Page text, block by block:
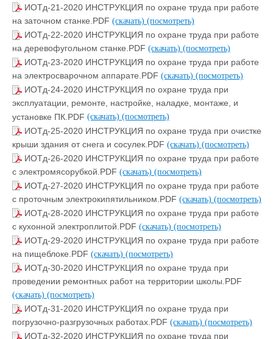
ИОТд-21-2020 ИНСТРУКЦИЯ по охране труда при работе
на заточном станке.PDF (скачать) (посмотреть)
ИОТд-22-2020 ИНСТРУКЦИЯ по охране труда при работе
на деревофугольном станке.PDF (скачать) (посмотреть)
ИОТд-23-2020 ИНСТРУКЦИЯ по охране труда при работе
на электросварочном аппарате.PDF (скачать) (посмотреть)
ИОТд-24-2020 ИНСТРУКЦИЯ по охране труда при
эксплуатации, ремонте, настройке, наладке, монтаже, и
установке ПК.PDF (скачать) (посмотреть)
ИОТд-25-2020 ИНСТРУКЦИЯ по охране труда при очистке
крыши здания от снега и сосулек.PDF (скачать) (посмотреть)
ИОТд-26-2020 ИНСТРУКЦИЯ по охране труда при работе
с электромясорубкой.PDF (скачать) (посмотреть)
ИОТд-27-2020 ИНСТРУКЦИЯ по охране труда при работе
с проточным электрокипятильником.PDF (скачать) (посмотреть)
ИОТд-28-2020 ИНСТРУКЦИЯ по охране труда при работе
с кухонной электроплитой.PDF (скачать) (посмотреть)
ИОТд-29-2020 ИНСТРУКЦИЯ по охране труда при работе
на пищеблоке.PDF (скачать) (посмотреть)
ИОТд-30-2020 ИНСТРУКЦИЯ по охране труда при
проведении ремонтных работ на территории школы.PDF
(скачать) (посмотреть)
ИОТд-31-2020 ИНСТРУКЦИЯ по охране труда при
погрузочно-разгрузочных работах.PDF (скачать) (посмотреть)
ИОТд-32-2020 ИНСТРУКЦИЯ по охране труда при